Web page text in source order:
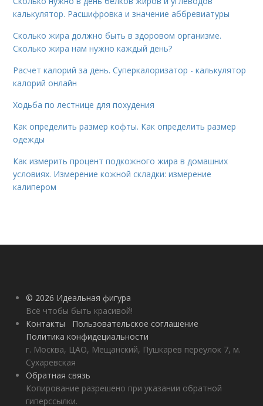
калькулятор. Расшифровка и значение аббревиатуры
Сколько жира должно быть в здоровом организме.
Сколько жира нам нужно каждый день?
Расчет калорий за день. Суперкалоризатор - калькулятор
калорий онлайн
Ходьба по лестнице для похудения
Как определить размер кофты. Как определить размер
одежды
Как измерить процент подкожного жира в домашних
условиях. Измерение кожной складки: измерение
калипером
© 2026 Идеальная фигура
Всё чтобы быть красивой!
Контакты
Пользовательское соглашение
Политика конфидециальности
г. Москва, ЦАО, Мещанский, Пушкарев переулок 7, м.
Сухаревская
Обратная связь
Копирование разрешено при указании обратной
гиперссылки.